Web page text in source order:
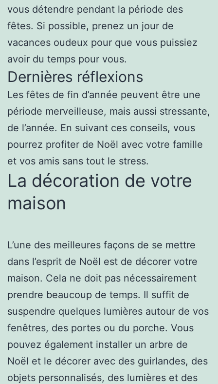
vous détendre pendant la période des
fêtes. Si possible, prenez un jour de
vacances oudeux pour que vous puissiez
avoir du temps pour vous.
Dernières réflexions
Les fêtes de fin d’année peuvent être une
période merveilleuse, mais aussi stressante,
de l’année. En suivant ces conseils, vous
pourrez profiter de Noël avec votre famille
et vos amis sans tout le stress.
La décoration de votre
maison
L’une des meilleures façons de se mettre
dans l’esprit de Noël est de décorer votre
maison. Cela ne doit pas nécessairement
prendre beaucoup de temps. Il suffit de
suspendre quelques lumières autour de vos
fenêtres, des portes ou du porche. Vous
pouvez également installer un arbre de
Noël et le décorer avec des guirlandes, des
objets personnalisés, des lumières et des